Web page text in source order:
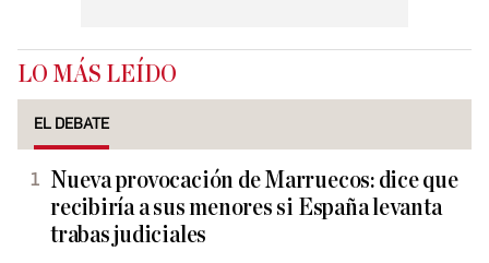
LO MÁS LEÍDO
EL DEBATE
Nueva provocación de Marruecos: dice que
recibiría a sus menores si España levanta
trabas judiciales